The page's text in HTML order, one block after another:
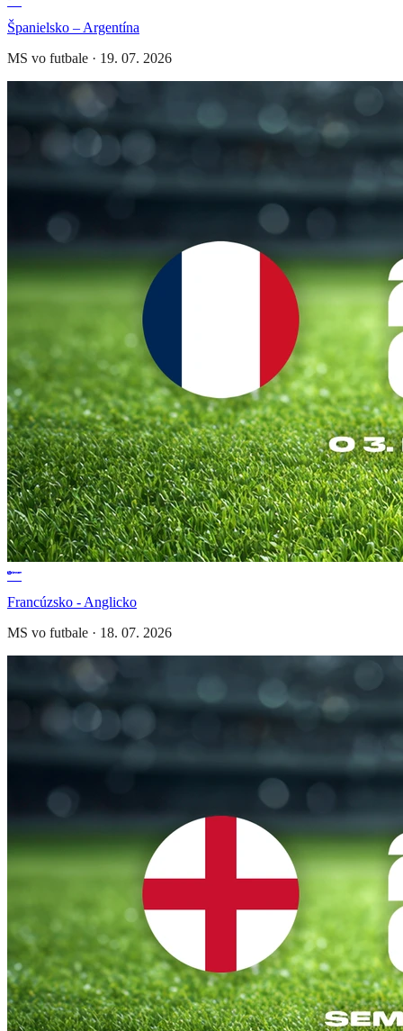
Španielsko – Argentína
MS vo futbale · 19. 07. 2026
Francúzsko - Anglicko
MS vo futbale · 18. 07. 2026